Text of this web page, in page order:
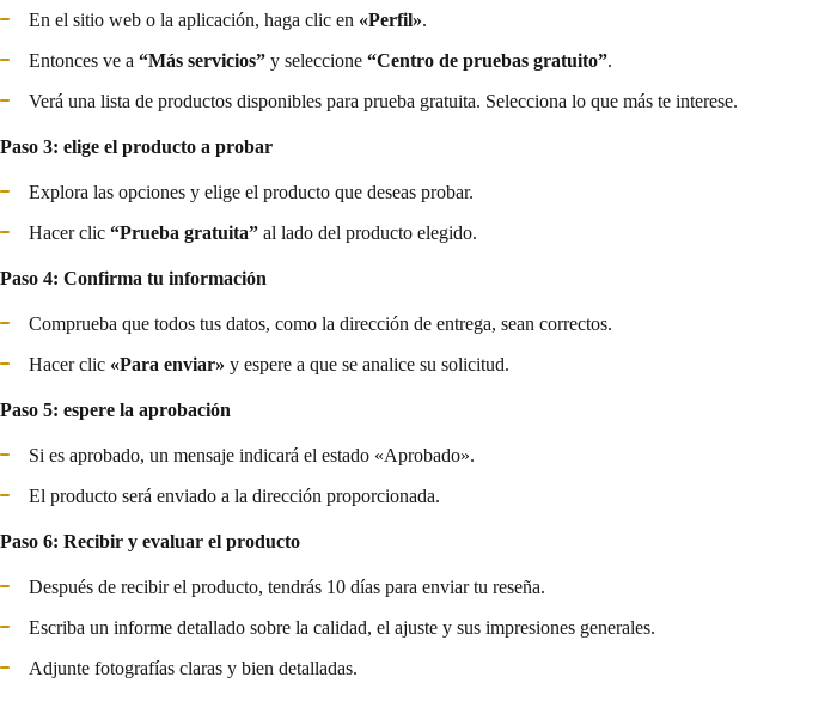
En el sitio web o la aplicación, haga clic en «Perfil».
Entonces ve a “Más servicios” y seleccione “Centro de pruebas gratuito”.
Verá una lista de productos disponibles para prueba gratuita. Selecciona lo que más te interese.
Paso 3: elige el producto a probar
Explora las opciones y elige el producto que deseas probar.
Hacer clic “Prueba gratuita” al lado del producto elegido.
Paso 4: Confirma tu información
Comprueba que todos tus datos, como la dirección de entrega, sean correctos.
Hacer clic «Para enviar» y espere a que se analice su solicitud.
Paso 5: espere la aprobación
Si es aprobado, un mensaje indicará el estado «Aprobado».
El producto será enviado a la dirección proporcionada.
Paso 6: Recibir y evaluar el producto
Después de recibir el producto, tendrás 10 días para enviar tu reseña.
Escriba un informe detallado sobre la calidad, el ajuste y sus impresiones generales.
Adjunte fotografías claras y bien detalladas.